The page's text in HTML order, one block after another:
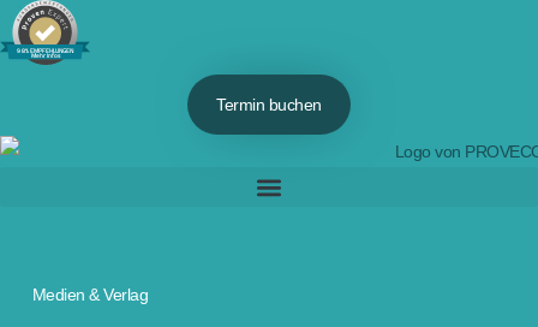
98% EMPFEHLUNGEN
Mehr Infos
Termin buchen
Medien & Verlag